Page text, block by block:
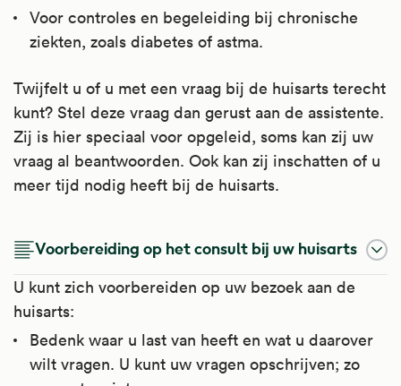
Voor controles en begeleiding bij chronische
ziekten, zoals diabetes of astma.
Twijfelt u of u met een vraag bij de huisarts terecht
kunt? Stel deze vraag dan gerust aan de assistente.
Zij is hier speciaal voor opgeleid, soms kan zij uw
vraag al beantwoorden. Ook kan zij inschatten of u
meer tijd nodig heeft bij de huisarts.
Voorbereiding op het consult bij uw huisarts
U kunt zich voorbereiden op uw bezoek aan de
huisarts:
Bedenk waar u last van heeft en wat u daarover
wilt vragen. U kunt uw vragen opschrijven; zo